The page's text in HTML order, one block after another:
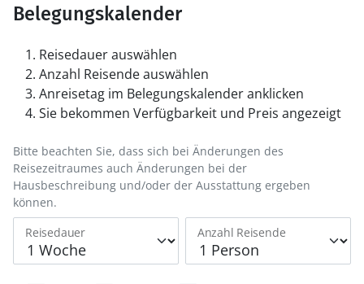
Belegungskalender
Reisedauer auswählen
Anzahl Reisende auswählen
Anreisetag im Belegungskalender anklicken
Sie bekommen Verfügbarkeit und Preis angezeigt
Reisedauer Anzahl Reisende
Bitte beachten Sie, dass sich bei Änderungen des
Reisezeitraumes auch Änderungen bei der
Hausbeschreibung und/oder der Ausstattung ergeben
können.